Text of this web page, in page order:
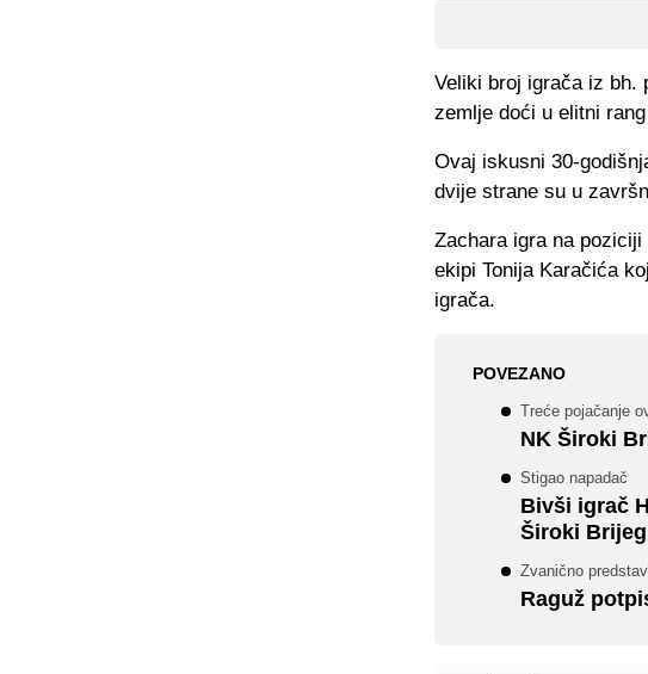
Veliki broj igrača iz bh.
zemlje doći u elitni
Ovaj iskusni 30-
dvije strane su u
Zachara igra na
ekipi Tonija Karačića
igrača.
POVEZANO
Treće pojačanje
NK Široki
Stigao napadač
Bivši igrač
Široki Brijeg
Zvanično
Raguž